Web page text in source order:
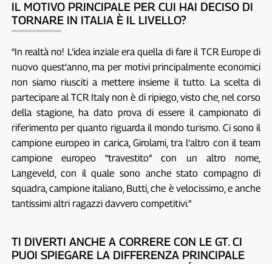
IL MOTIVO PRINCIPALE PER CUI HAI DECISO DI
TORNARE IN ITALIA È IL LIVELLO?
“In realtà no! L’idea inziale era quella di fare il TCR Europe di
nuovo quest’anno, ma per motivi principalmente economici
non siamo riusciti a mettere insieme il tutto. La scelta di
partecipare al TCR Italy non è di ripiego, visto che, nel corso
della stagione, ha dato prova di essere il campionato di
riferimento per quanto riguarda il mondo turismo. Ci sono il
campione europeo in carica, Girolami, tra l’altro con il team
campione europeo “travestito” con un altro nome,
Langeveld, con il quale sono anche stato compagno di
squadra, campione italiano, Butti, che è velocissimo, e anche
tantissimi altri ragazzi davvero competitivi.”
TI DIVERTI ANCHE A CORRERE CON LE GT. CI
PUOI SPIEGARE LA DIFFERENZA PRINCIPALE